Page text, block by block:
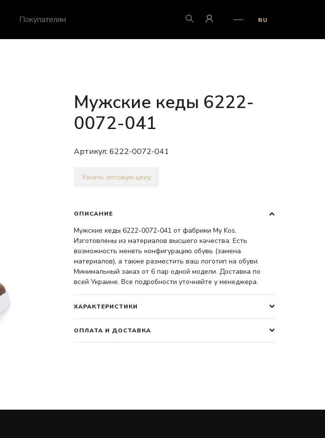
Покупателям RU
Мужские кеды 6222-
0072-041
Артикул: 6222-0072-041
Узнать оптовую цену
ОПИСАНИЕ
Мужские кеды 6222-0072-041 от фабрики My Kos.
Изготовлены из материалов высшего качества. Есть
возможность менять конфигурацию обувь (замена
материалов), а также разместить ваш логотип на обуви.
Минимальный заказ от 6 пар одной модели. Доставка по
всей Украине. Все подробности уточняйте у менеджера.
ХАРАКТЕРИСТИКИ
ОПЛАТА И ДОСТАВКА